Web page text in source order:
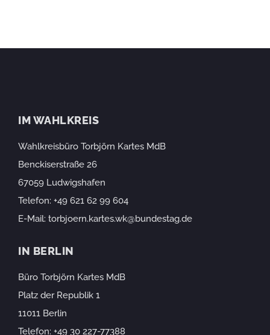
IM WAHLKREIS
Wahlkreisbüro Torbjörn Kartes MdB
Benckiserstraße 26
67059 Ludwigshafen
Telefon: +49 621 62 99 604
E-Mail: torbjoern.kartes.wk@bundestag.de
IN BERLIN
Büro Torbjörn Kartes MdB
Platz der Republik 1
11011 Berlin
Telefon: +49 30 227-77388